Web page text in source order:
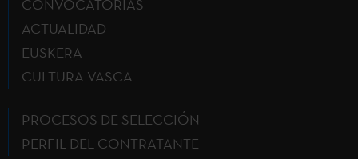
CONVOCATORIAS
ACTUALIDAD
EUSKERA
CULTURA VASCA
PROCESOS DE SELECCIÓN
PERFIL DEL CONTRATANTE